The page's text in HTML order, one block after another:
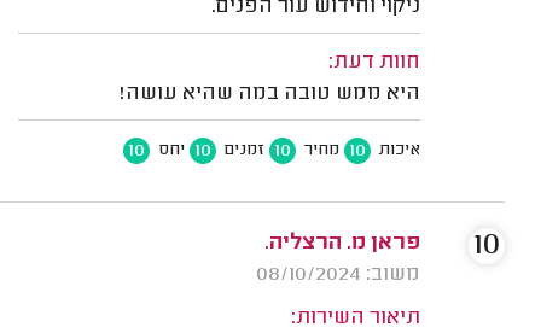
ניקוי וחידוש עור הפנים.
חוות דעת:
היא ממש טובה במה שהיא עושה!
איכות 10 מחיר 10 זמנים 10 יחס 10
פראן מ. הרצליה.
משוב: 08/10/2024
תיאור השירות:
10